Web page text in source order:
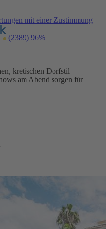
mit einer Zustimmung
(2389) 96%
kretischen Dorfstil
am Abend sorgen für